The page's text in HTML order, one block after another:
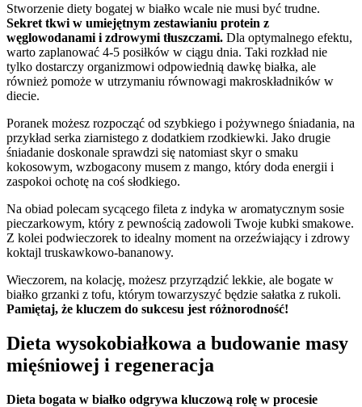
Stworzenie diety bogatej w białko wcale nie musi być trudne.
Sekret tkwi w umiejętnym zestawianiu protein z
węglowodanami i zdrowymi tłuszczami. Dla optymalnego efektu,
warto zaplanować 4-5 posiłków w ciągu dnia. Taki rozkład nie
tylko dostarczy organizmowi odpowiednią dawkę białka, ale
również pomoże w utrzymaniu równowagi makroskładników w
diecie.
Poranek możesz rozpocząć od szybkiego i pożywnego śniadania, na
przykład serka ziarnistego z dodatkiem rzodkiewki. Jako drugie
śniadanie doskonale sprawdzi się natomiast skyr o smaku
kokosowym, wzbogacony musem z mango, który doda energii i
zaspokoi ochotę na coś słodkiego.
Na obiad polecam sycącego fileta z indyka w aromatycznym sosie
pieczarkowym, który z pewnością zadowoli Twoje kubki smakowe.
Z kolei podwieczorek to idealny moment na orzeźwiający i zdrowy
koktajl truskawkowo-bananowy.
Wieczorem, na kolację, możesz przyrządzić lekkie, ale bogate w
białko grzanki z tofu, którym towarzyszyć będzie sałatka z rukoli.
Pamiętaj, że kluczem do sukcesu jest różnorodność!
Dieta wysokobiałkowa a budowanie masy
mięśniowej i regeneracja
Dieta bogata w białko odgrywa kluczową rolę w procesie